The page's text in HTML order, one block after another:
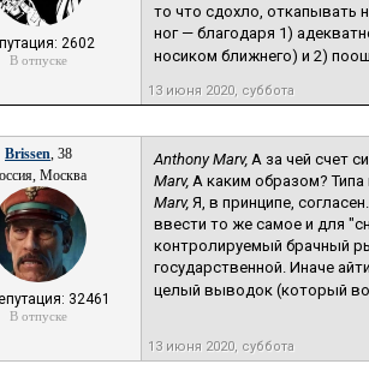
2602
В отпуске
то что сдохло, откапывать
ног — благодаря 1)
носиком ближнего) и 2)
13 июня 2020, суббота
Brissen, 38
Москва
32461
В отпуске
Anthony Marv, А за чей счет
Marv, А каким образом? Типа
Marv, Я, в принципе,
ввести то же самое и для
контролируемый брачный
государственной. Иначе
целый выводок (который
13 июня 2020, суббота